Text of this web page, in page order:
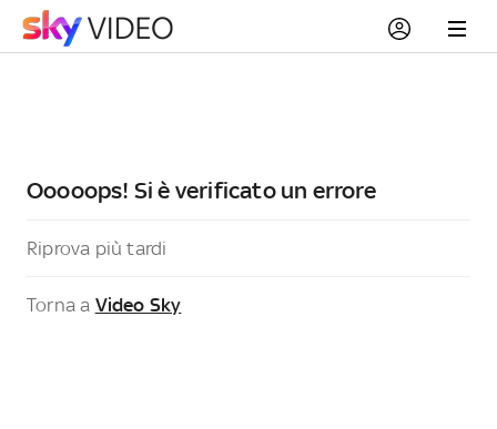
Ooooops! Si è verificato un errore
Riprova più tardi
Torna a Video Sky